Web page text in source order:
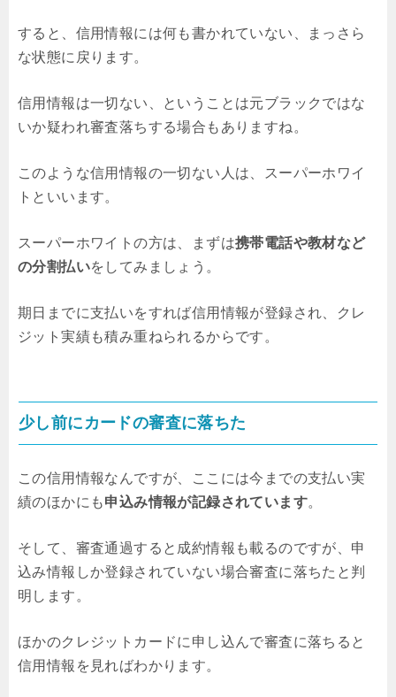
すると、信用情報には何も書かれていない、まっさら
な状態に戻ります。
信用情報は一切ない、ということは元ブラックではな
いか疑われ審査落ちする場合もありますね。
このような信用情報の一切ない人は、スーパーホワイ
トといいます。
スーパーホワイトの方は、まずは携帯電話や教材など
の分割払いをしてみましょう。
期日までに支払いをすれば信用情報が登録され、クレ
ジット実績も積み重ねられるからです。
少し前にカードの審査に落ちた
この信用情報なんですが、ここには今までの支払い実
績のほかにも申込み情報が記録されています。
そして、審査通過すると成約情報も載るのですが、申
込み情報しか登録されていない場合審査に落ちたと判
明します。
ほかのクレジットカードに申し込んで審査に落ちると
信用情報を見ればわかります。